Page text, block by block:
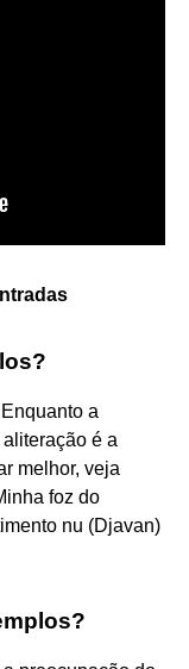
a
é a
melhor, veja
foz do
nu (Djavan)